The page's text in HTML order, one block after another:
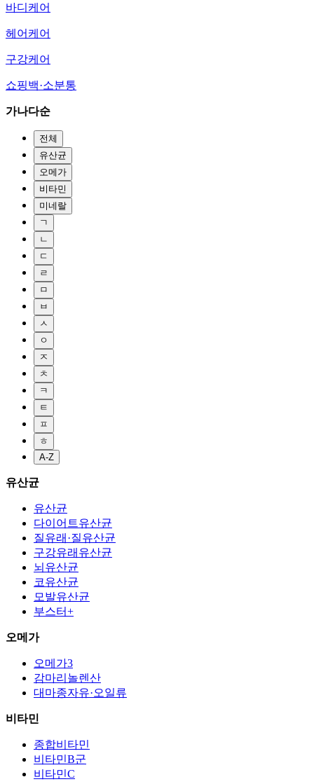
바디케어
헤어케어
구강케어
쇼핑백·소분통
가나다순
전체
유산균
오메가
비타민
미네랄
ㄱ
ㄴ
ㄷ
ㄹ
ㅁ
ㅂ
ㅅ
ㅇ
ㅈ
ㅊ
ㅋ
ㅌ
ㅍ
ㅎ
A-Z
유산균
유산균
다이어트유산균
질유래·질유산균
구강유래유산균
뇌유산균
코유산균
모발유산균
부스터+
오메가
오메가3
감마리놀렌산
대마종자유·오일류
비타민
종합비타민
비타민B군
비타민C